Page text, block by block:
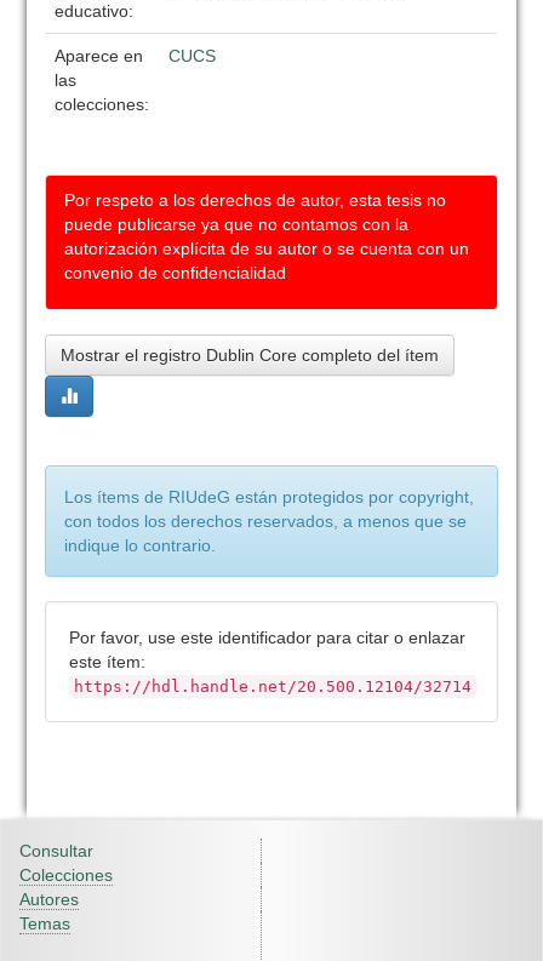
educativo:
Aparece en
las
colecciones:
CUCS
Por respeto a los derechos de autor, esta tesis no
puede publicarse ya que no contamos con la
autorización explícita de su autor o se cuenta con un
convenio de confidencialidad
Mostrar el registro Dublin Core completo del ítem
Los ítems de RIUdeG están protegidos por copyright,
con todos los derechos reservados, a menos que se
indique lo contrario.
Por favor, use este identificador para citar o enlazar
este ítem:
https://hdl.handle.net/20.500.12104/32714
Consultar
Colecciones
Autores
Temas